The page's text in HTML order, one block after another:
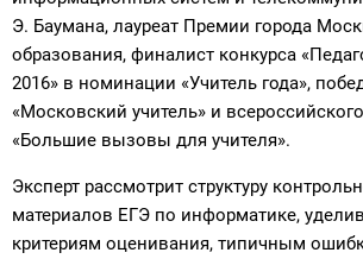
Э. Баумана, лауреат Премии города
образования, финалист конкурса
2016» в номинации «Учитель года»,
«Московский учитель» и
«Большие вызовы для учителя».
Эксперт рассмотрит структуру
материалов ЕГЭ по информатике,
критериям оценивания, типичным